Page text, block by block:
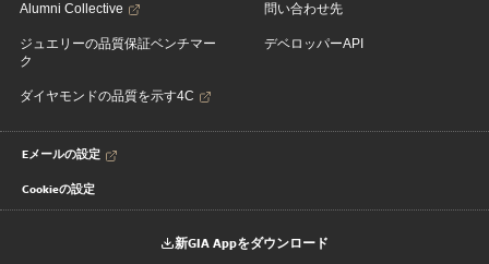
Alumni Collective
ジュエリーの品質保証ベンチマー
ク
ダイヤモンドの品質を示す4C
問い合わせ先
デベロッパーAPI
Eメールの設定
Cookieの設定
新GIA Appをダウンロード